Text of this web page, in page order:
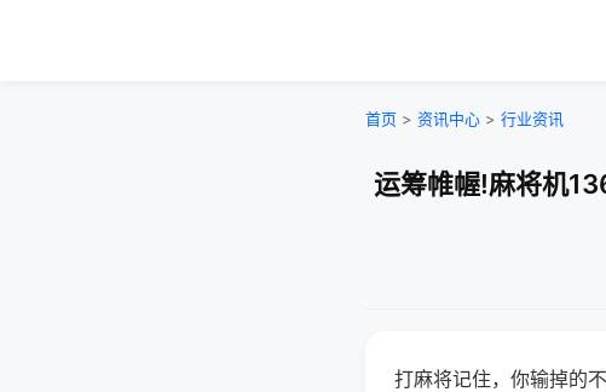
首页 > 资讯中心 > 行业资讯
运筹帷幄!麻将机
打麻将记住，你输掉的